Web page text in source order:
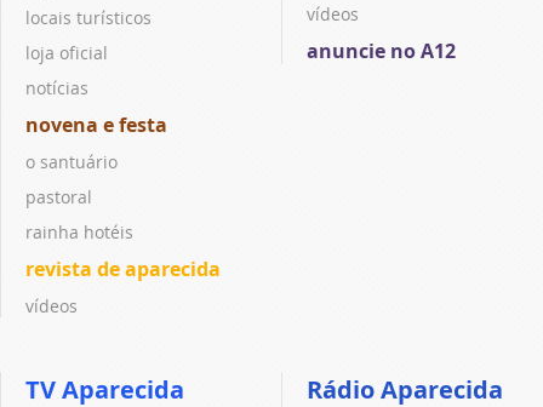
locais turísticos
loja oficial
notícias
novena e festa
o santuário
pastoral
rainha hotéis
revista de aparecida
vídeos
vídeos
anuncie no A12
TV Aparecida Rádio Aparecida